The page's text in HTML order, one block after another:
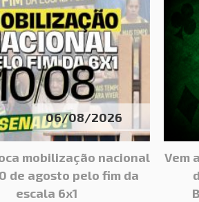
06/08/2026
mobilização nacional
de agosto pelo fim da
escala 6x1
Vem